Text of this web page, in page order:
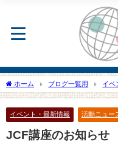
ホーム ブログ一覧用 イベ
イベント・最新情報 活動ニュー
JCF講座のお知らせ